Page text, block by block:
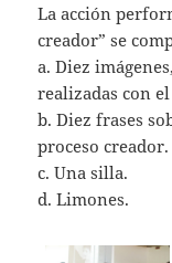
La acción
creador” se
a. Diez
realizadas con
b. Diez frases
proceso creador.
c. Una silla.
d. Limones.